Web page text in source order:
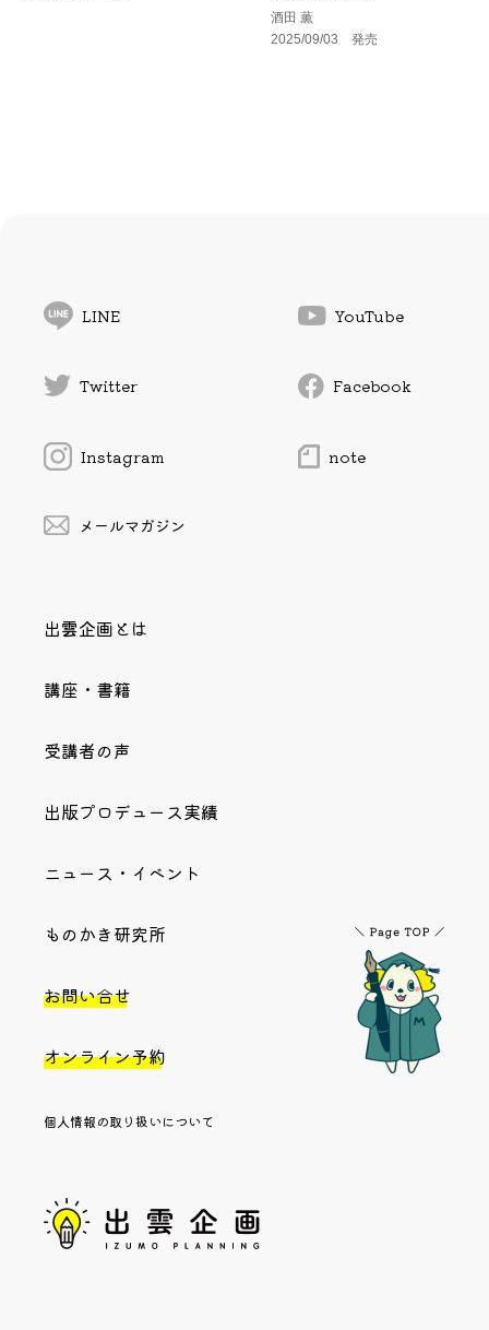
酒田 薫
2025/09/03 発売
LINE YouTube
Twitter Facebook
Instagram note
メールマガジン
出雲企画とは
講座・書籍
受講者の声
出版プロデュース実績
ニュース・イベント
ものかき研究所
お問い合せ
オンライン予約
個人情報の取り扱いについて